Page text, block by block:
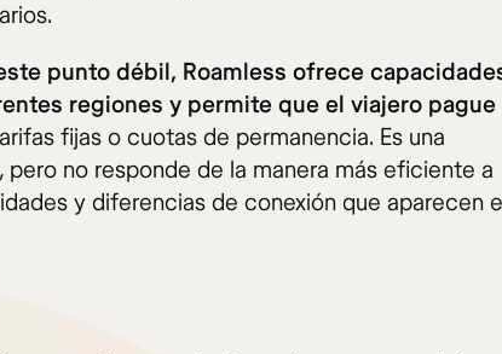
punto débil, Roamless ofrece
regiones y permite que el viajero pague
fijas o cuotas de permanencia. Es una
no responde de la manera más eficiente a
y diferencias de conexión que aparecen